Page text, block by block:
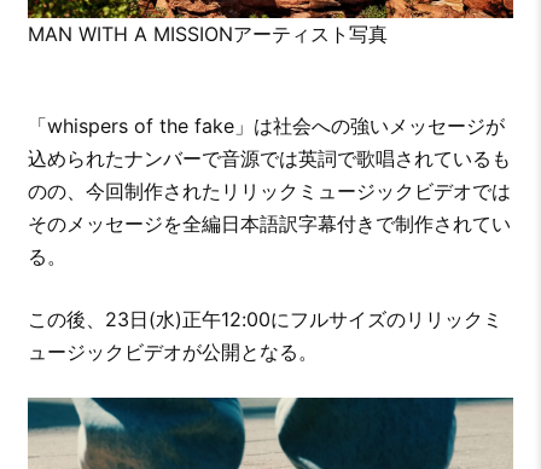
MAN WITH A MISSIONアーティスト写真
「whispers of the fake」は社会への強いメッセージが
込められたナンバーで音源では英詞で歌唱されているも
のの、今回制作されたリリックミュージックビデオでは
そのメッセージを全編日本語訳字幕付きで制作されてい
る。
この後、23日(水)正午12:00にフルサイズのリリックミ
ュージックビデオが公開となる。